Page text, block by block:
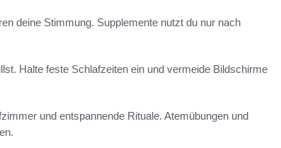
deine Stimmung. Supplemente nutzt du nur nach
Halte feste Schlafzeiten ein und vermeide Bildschirme
und entspannende Rituale. Atemübungen und